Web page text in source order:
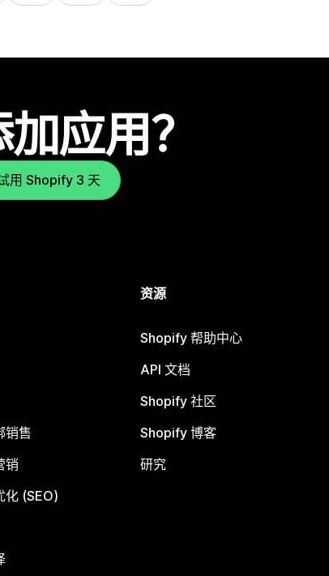
应用？
用 Shopify 3 天
销售
销
化 (SEO)
资源
Shopify 帮助中心
API 文档
Shopify 社区
Shopify 博客
研究